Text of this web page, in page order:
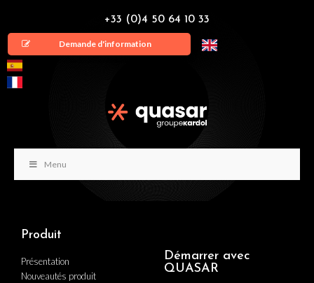
+33 (0)4 50 64 10 33
Demande d'information
Menu
Produit
Présentation
Nouveautés produit
Démarrer avec
QUASAR